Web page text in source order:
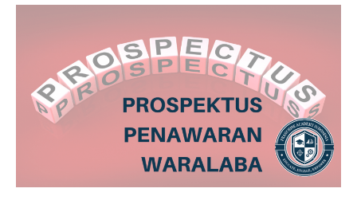
Prospektus
Penawaran
Waralaba